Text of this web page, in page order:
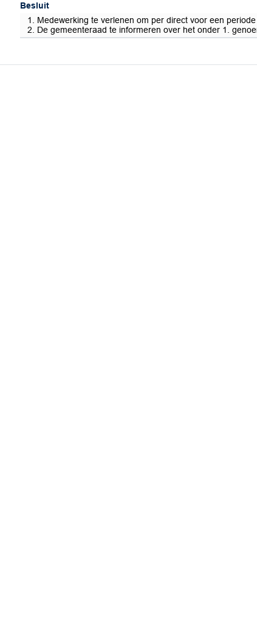
Besluit
1. Medewerking te verlenen om per direct voor een
2. De gemeenteraad te informeren over het onder 1.